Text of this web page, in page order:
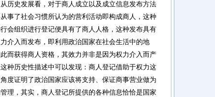
历史发展看，对于商人成立以及成立信息发布方法
事了社会习惯所认为的营利活动即构成商人，这种
会组织进行登记便具有了商人人格，这种发布具有
介入而发布，即利用政治国家在社会生活中的地
而获得商人资格，其效力并非是因为权力介入而产
种历史性描述中可以发现：商人登记借助于权力这
度证明了政治国家应该将支持、保证商事营业做为
理，其实，商人登记所提供的各种信息恰恰是国家